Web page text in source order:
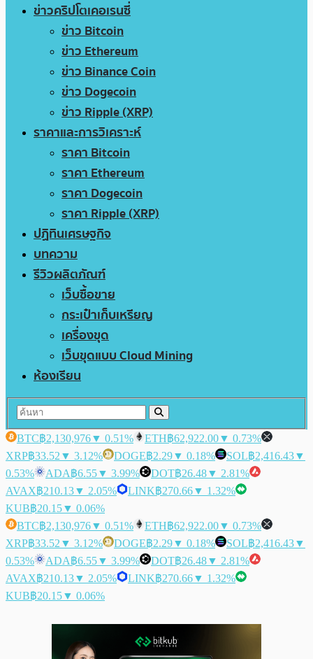
ข่าวคริปโตเคอเรนซี่
ข่าว Bitcoin
ข่าว Ethereum
ข่าว Binance Coin
ข่าว Dogecoin
ข่าว Ripple (XRP)
ราคาและการวิเคราะห์
ราคา Bitcoin
ราคา Ethereum
ราคา Dogecoin
ราคา Ripple (XRP)
ปฏิทินเศรษฐกิจ
บทความ
รีวิวผลิตภัณฑ์
เว็บซื้อขาย
กระเป๋าเก็บเหรียญ
เครื่องขุด
เว็บขุดแบบ Cloud Mining
ห้องเรียน
BTC฿2,130,976▼ 0.51% ETH฿62,922.00▼ 0.73%
XRP฿33.52 ▼ 3.12% DOGE฿2.29▼ 0.18% SOL฿2,416.43▼
0.53%
ADA฿6.55▼ 3.99% DOT฿26.48▼ 2.81%
AVAX฿210.13▼ 2.05% LINK฿270.66▼ 1.32%
KUB฿20.15▼ 0.06%
BTC฿2,130,976▼ 0.51% ETH฿62,922.00▼ 0.73%
XRP฿33.52 ▼ 3.12% DOGE฿2.29▼ 0.18% SOL฿2,416.43▼
0.53%
ADA฿6.55▼ 3.99% DOT฿26.48▼ 2.81%
AVAX฿210.13▼ 2.05% LINK฿270.66▼ 1.32%
KUB฿20.15▼ 0.06%